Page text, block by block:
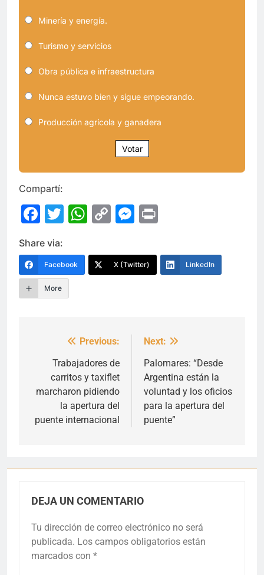
Minería y energía.
Turismo y servicios
Obra pública e infraestructura
Nunca estuvo bien y sigue empeorando.
Producción agrícola y ganadera
Votar
Compartí:
Facebook
Twitter
WhatsApp
CopyMessenger
Share via:
Facebook X (Twitter) LinkedIn
More
Navegación
entradas
Previous:
Trabajadores de
carritos y taxiflet
marcharon pidiendo
la apertura del
puente internacional
Next:
Palomares: “Desde
Argentina están la
voluntad y los oficios
para la apertura del
puente”
DEJA UN COMENTARIO
Tu dirección de correo electrónico no será
publicada. Los campos obligatorios están
marcados con *